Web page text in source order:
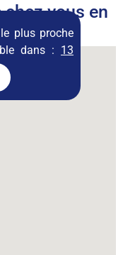
vous en
plus proche
dans : 13